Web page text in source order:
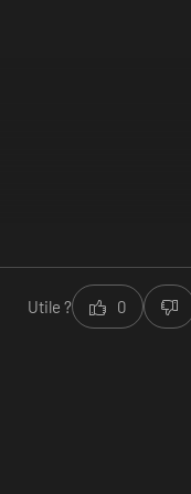
Utile ? 0